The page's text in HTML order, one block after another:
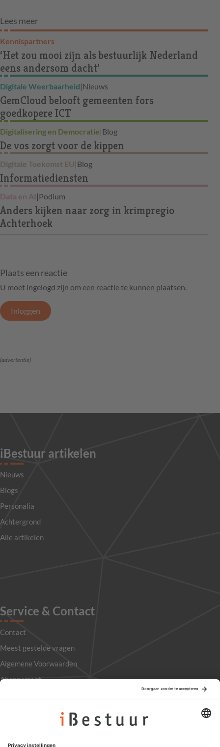
Lees meer
Kennispartners
‘Het zou mooi zijn als bestuurlijk Nederland
eens andersom dacht’
Digitale Weerbaarheid|Nieuws
GemCloud belooft gemeenten fors
goedkopere ICT
Digitalisering en Democratie|Blog
De vos zorgt voor de kippen
Digitale Toekomst EU |Blog
Informatiediensten
Data en AI |Podium
Anders kijken naar zorg in krimpregio
Achterhoek
Plaats een reactie
U moet ingelogd zijn om een reactie te kunnen plaatsen.
Inloggen
(advertentie)
iBestuur artikelen
Nieuws
Blogs
Personalia
Achtergrond
Alle artikelen
Service & Contact
Contact
Meest gestelde vragen
Algemene Voorwaarden
Abonnement
Privacyinstellingen